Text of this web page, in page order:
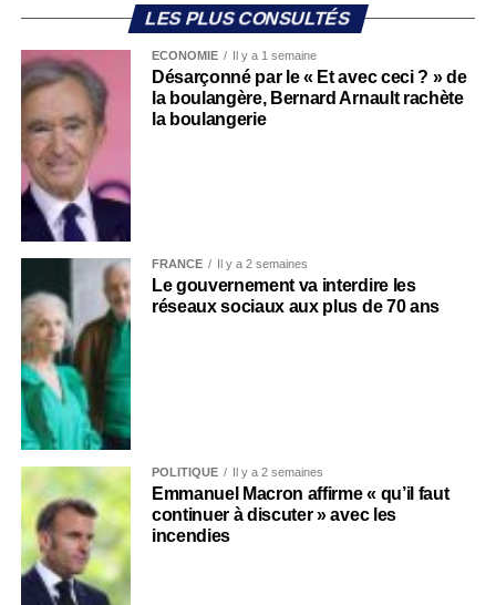
LES PLUS CONSULTÉS
ECONOMIE Il y a 1 semaine
Désarçonné par le « Et avec ceci ? » de
la boulangère, Bernard Arnault rachète
la boulangerie
FRANCE Il y a 2 semaines
Le gouvernement va interdire les
réseaux sociaux aux plus de 70 ans
POLITIQUE Il y a 2 semaines
Emmanuel Macron affirme « qu’il faut
continuer à discuter » avec les
incendies